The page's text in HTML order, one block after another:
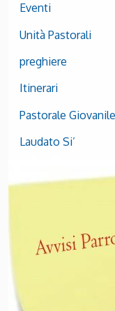
Eventi
Unità Pastorali
preghiere
Itinerari
Pastorale Giovanile
Laudato Si’